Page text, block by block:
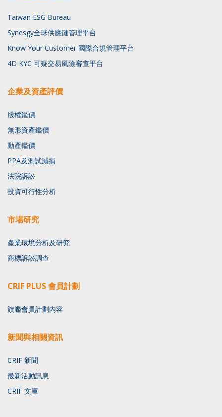
Taiwan ESG Bureau
Synesgy全球供應鏈管理平台
Know Your Customer 國際合規管理平台
4D KYC 可疑交易風險審查平台
企業及資產評價
股權鑑價
無形資產鑑價
動產鑑價
PPA及測試減損
法院訴訟
投資可行性分析
市場研究
產業環境分析及研究
商標訴訟調查
CRIF PLUS 會員計劃
旗艦會員計劃內容
新聞與相關資訊
CRIF 新聞
最新活動訊息
CRIF 文庫